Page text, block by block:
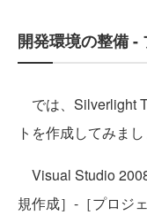
開発環境の整備 -
では、Silverlight
トを作成してみまし
Visual Studio
規作成］-［プロジ